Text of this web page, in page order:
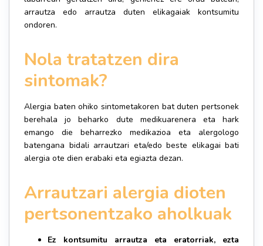
arrautza edo arrautza duten elikagaiak kontsumitu
ondoren.
Nola tratatzen dira
sintomak?
Alergia baten ohiko sintometakoren bat duten pertsonek
berehala jo beharko dute medikuarenera eta hark
emango die beharrezko medikazioa eta alergologo
batengana bidali arrautzari eta/edo beste elikagai bati
alergia ote dien erabaki eta egiazta dezan.
Arrautzari alergia dioten
pertsonentzako aholkuak
Ez kontsumitu arrautza eta eratorriak, ezta